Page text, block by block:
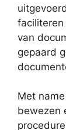
faciliteren
van
gepaard
Met
bewezen